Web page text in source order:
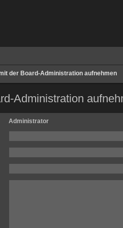
der Board-Administration aufnehmen
Administration
Administrator